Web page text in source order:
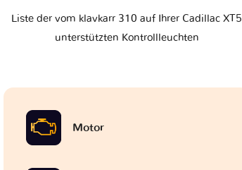
Liste der vom klavkarr 310 auf Ihrer Cadillac XT5
unterstützten Kontrollleuchten
Motor